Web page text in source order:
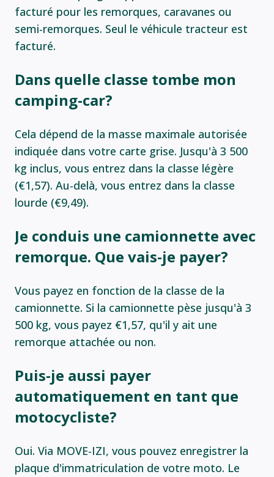
facturé pour les remorques, caravanes ou
semi-remorques. Seul le véhicule tracteur est
facturé.
Dans quelle classe tombe mon
camping-car?
Cela dépend de la masse maximale autorisée
indiquée dans votre carte grise. Jusqu'à 3 500
kg inclus, vous entrez dans la classe légère
(€1,57). Au-delà, vous entrez dans la classe
lourde (€9,49).
Je conduis une camionnette avec
remorque. Que vais-je payer?
Vous payez en fonction de la classe de la
camionnette. Si la camionnette pèse jusqu'à 3
500 kg, vous payez €1,57, qu'il y ait une
remorque attachée ou non.
Puis-je aussi payer
automatiquement en tant que
motocycliste?
Oui. Via MOVE-IZI, vous pouvez enregistrer la
plaque d'immatriculation de votre moto. Le